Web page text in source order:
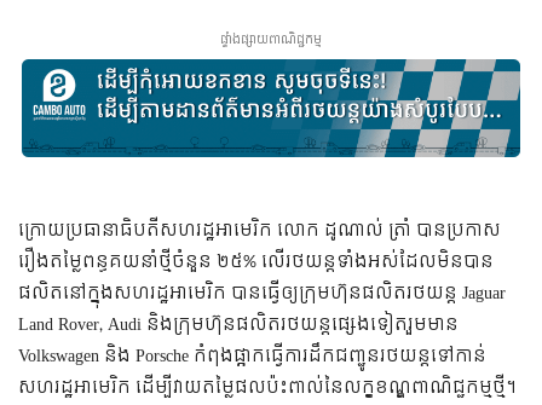
ផ្ទាំងផ្សាយពាណិជ្ជកម្ម
ក្រោយប្រធានាធិបតីសហរដ្ឋអាមេរិក លោក ដូណាល់ ត្រាំ បានប្រកាស
រឿងតម្លៃពន្ធគយនាំថ្មី​​ចំនួន ២៥% លើ​រថយន្ត​ទាំងអស់​ដែល​មិនបាន​
ផលិត​នៅ​ក្នុង​សហរដ្ឋ​អាមេរិក បានធ្វើឲ្យក្រុមហ៊ុនផលិតរថយន្ត Jaguar
Land Rover, Audi និងក្រុមហ៊ុនផលិតរថយន្តផ្សេងទៀតរួមមាន
Volkswagen និង Porsche កំពុងផ្អាកធ្វើការដឹកជញ្ជូនរថយន្តទៅកាន់
សហរដ្ឋអាមេរិក ដើម្បីវាយតម្លៃផលប៉ះពាល់នៃលក្ខខណ្ឌពាណិជ្ជកម្មថ្មី។